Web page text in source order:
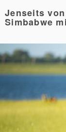
Jenseits
Simbabwe